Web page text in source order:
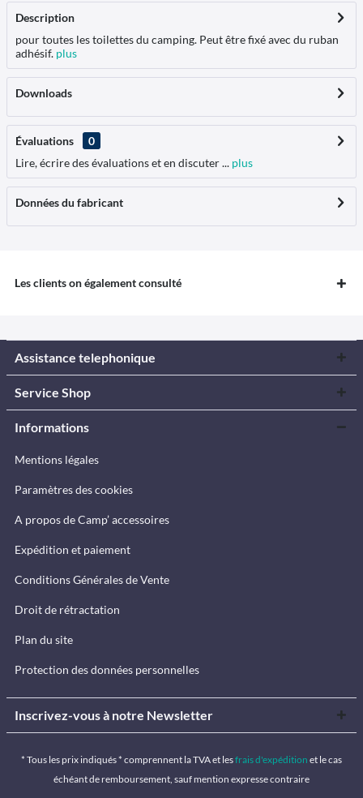
Description
pour toutes les toilettes du camping. Peut être fixé avec du ruban
adhésif. plus
Downloads
Évaluations
0
Lire, écrire des évaluations et en discuter ... plus
Données du fabricant
Les clients on également consulté
Assistance telephonique
Service Shop
Informations
Mentions légales
Paramètres des cookies
A propos de Camp’ accessoires
Expédition et paiement
Conditions Générales de Vente
Droit de rétractation
Plan du site
Protection des données personnelles
Inscrivez-vous à notre Newsletter
* Tous les prix indiqués * comprennent la TVA et lesfrais d'expédition et le cas
échéant de remboursement, sauf mention expresse contraire